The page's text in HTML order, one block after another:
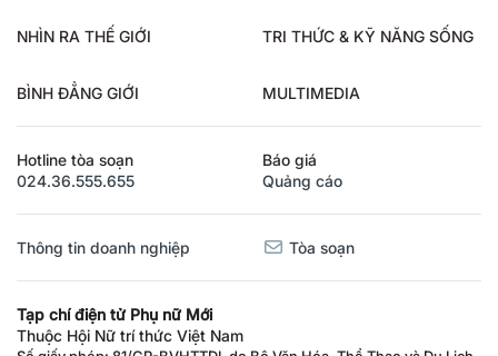
NHÌN RA THẾ GIỚI TRI THỨC & KỸ NĂNG SỐNG
BÌNH ĐẲNG GIỚI MULTIMEDIA
Hotline tòa soạn
024.36.555.655
Báo giá
Quảng cáo
Thông tin doanh nghiệp Tòa soạn
Tạp chí điện tử Phụ nữ Mới
Thuộc Hội Nữ trí thức Việt Nam